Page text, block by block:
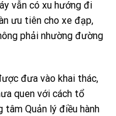
vẫn có xu hướng đi
ưu tiên cho xe đạp,
phải nhường đường
đưa vào khai thác,
quen với cách tổ
Quản lý điều hành